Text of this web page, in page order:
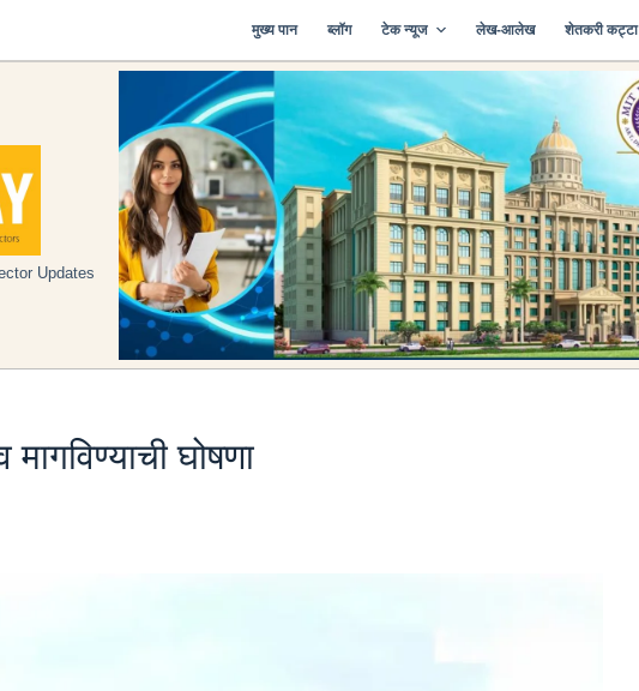
मुख्य पान ब्लॉग टेक न्यूज लेख-आलेख शेतकरी कट्टा
Updates
घोषणा